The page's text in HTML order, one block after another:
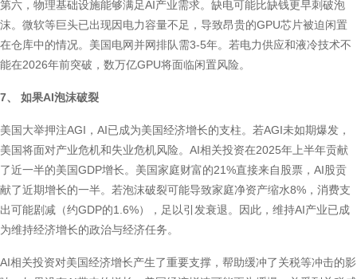
第六，物理基础设施能够满足AI产业需求。缺电可能比缺钱更早刺破泡
沫。微软等巨头已出现因电力容量不足，导致昂贵的GPU芯片被迫闲置
在仓库中的情况。美国电网并网排队需3-5年。若电力供应和液冷技术不
能在2026年前突破，数万亿GPU将面临闲置风险。
7、 如果AI泡沫破裂
美国大举押注AGI，AI已成为美国经济增长的支柱。若AGI未如期爆发，
美国将面对产业危机和失业危机风险。AI相关投资在2025年上半年贡献
了近一半的美国GDP增长。美国家庭财富的21%直接来自股票，AI股贡
献了近期增长的一半。若泡沫破裂可能导致家庭净资产缩水8%，消费支
出可能剧减（约GDP的1.6%），足以引发衰退。因此，维持AI产业已成
为维持经济增长的政治与经济任务。
AI相关投资对美国经济增长产生了重要支撑，帮助缓冲了关税等冲击的影